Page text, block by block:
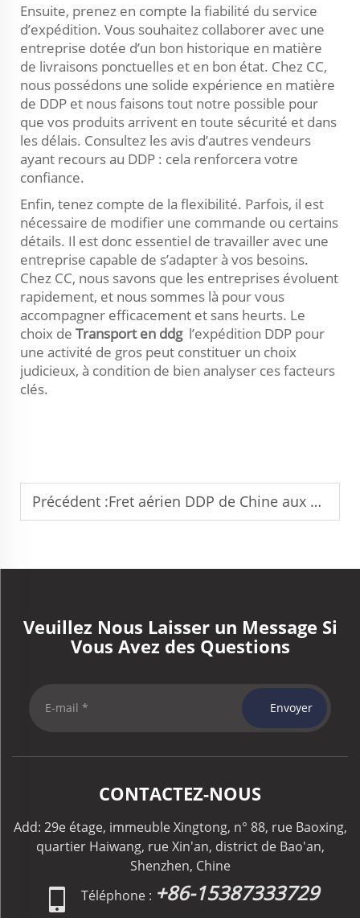
Ensuite, prenez en compte la fiabilité du service
d’expédition. Vous souhaitez collaborer avec une
entreprise dotée d’un bon historique en matière
de livraisons ponctuelles et en bon état. Chez CC,
nous possédons une solide expérience en matière
de DDP et nous faisons tout notre possible pour
que vos produits arrivent en toute sécurité et dans
les délais. Consultez les avis d’autres vendeurs
ayant recours au DDP : cela renforcera votre
confiance.
Enfin, tenez compte de la flexibilité. Parfois, il est
nécessaire de modifier une commande ou certains
détails. Il est donc essentiel de travailler avec une
entreprise capable de s’adapter à vos besoins.
Chez CC, nous savons que les entreprises évoluent
rapidement, et nous sommes là pour vous
accompagner efficacement et sans heurts. Le
choix de Transport en ddg l’expédition DDP pour
une activité de gros peut constituer un choix
judicieux, à condition de bien analyser ces facteurs
clés.
Précédent :Fret aérien DDP de Chine aux États-Unis : coûts et délais de transit
Veuillez Nous Laisser un Message Si
Vous Avez des Questions
Envoyer
CONTACTEZ-NOUS
Add: 29e étage, immeuble Xingtong, n° 88, rue Baoxing,
quartier Haiwang, rue Xin'an, district de Bao'an,
Shenzhen, Chine
Téléphone : +86-15387333729